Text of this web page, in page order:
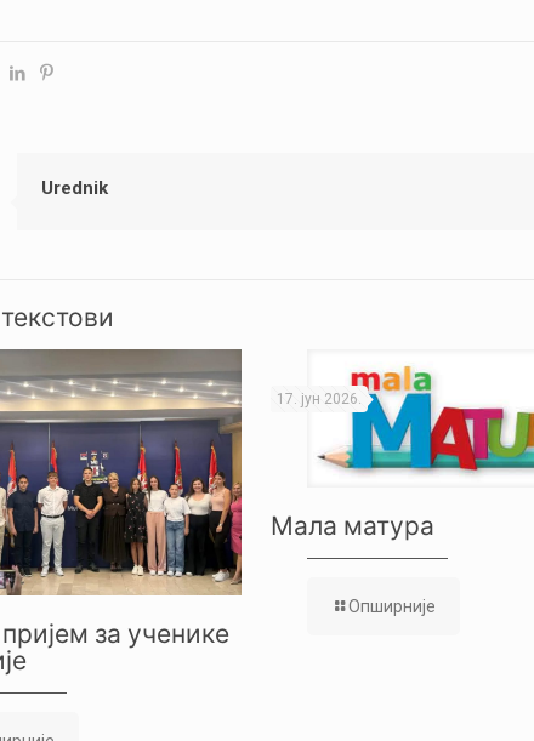
Urednik
за ученике
17. јун 2026.
Мала матура
Опширније